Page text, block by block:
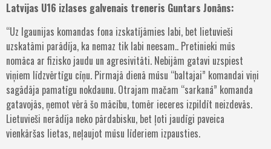
Latvijas U16 izlases galvenais treneris Guntars Jonāns:
“Uz Igaunijas komandas fona izskatījāmies labi, bet lietuvieši
uzskatāmi parādīja, ka nemaz tik labi neesam.. Pretinieki mūs
nomāca ar fizisko jaudu un agresivitāti. Nebijām gatavi uzspiest
viņiem līdzvērtīgu cīņu. Pirmajā dienā mūsu “baltajai” komandai viņi
sagādāja pamatīgu nokdaunu. Otrajam mačam “sarkanā” komanda
gatavojās, ņemot vērā šo mācību, tomēr ieceres izpildīt neizdevās.
Lietuvieši nerādīja neko pārdabisku, bet ļoti jaudīgi paveica
vienkāršas lietas, neļaujot mūsu līderiem izpausties.